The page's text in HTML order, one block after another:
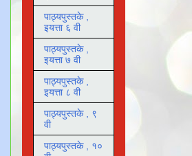
पाठ्यपुस्तके ,
इयत्ता ६ वी
पाठ्यपुस्तके ,
इयत्ता ७ वी
पाठ्यपुस्तके ,
इयत्ता ८ वी
पाठ्यपुस्तके , ९
वी
पाठ्यपुस्तके , १०